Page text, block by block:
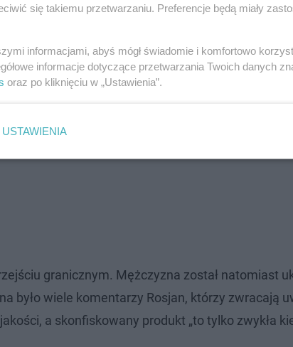
granicznym. Mężczyzna został natomiast
było wiele komentarzy Rosjan, którzy zwracają
a skonfiskowany produkt „to tylko zwykła
się takiemu przetwarzaniu. Preferencje będą miały
informacjami, abyś mógł świadomie i komfortowo
informacje dotyczące przetwarzania Twoich danych
oraz po kliknięciu w „Ustawienia”.
USTAWIENIA